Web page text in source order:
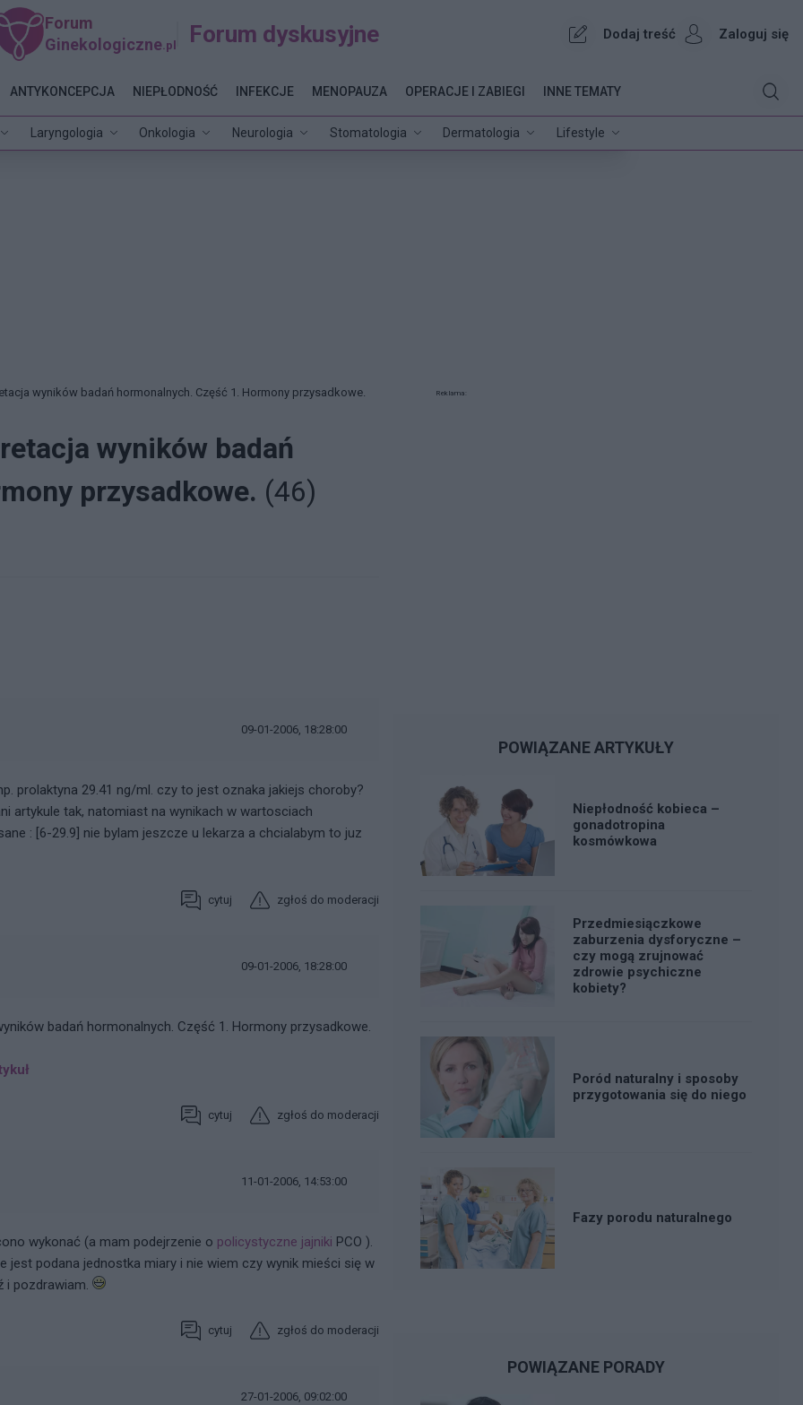
Forum
Ginekologiczne .pl Forum dyskusyjne Dodaj treść Zaloguj się
Laryngologia Onkologia Neurologia Stomatologia Dermatologia Lifestyle
ANTYKONCEPCJA NIEPŁODNOŚĆ INFEKCJE MENOPAUZA OPERACJE I ZABIEGI INNE TEMATY
wyników badań hormonalnych. Część 1. Hormony przysadkowe.
wyników badań
przysadkowe. (46)
09-01-2006, 18:28:00
prolaktyna 29.41 ng/ml. czy to jest oznaka jakiejs choroby?
artykule tak, natomiast na wynikach w wartosciach
: [6-29.9] nie bylam jeszcze u lekarza a chcialabym to juz
cytuj zgłoś do moderacji
09-01-2006, 18:28:00
badań hormonalnych. Część 1. Hormony przysadkowe.
cytuj zgłoś do moderacji
11-01-2006, 14:53:00
wykonać (a mam podejrzenie o policystyczne jajniki PCO ).
jest podana jednostka miary i nie wiem czy wynik mieści się w
i pozdrawiam.
cytuj zgłoś do moderacji
27-01-2006, 09:02:00
Reklama:
POWIĄZANE ARTYKUŁY
Niepłodność kobieca –
gonadotropina
kosmówkowa
Przedmiesiączkowe
zaburzenia dysforyczne –
czy mogą zrujnować
zdrowie psychiczne
kobiety?
Poród naturalny i sposoby
przygotowania się do niego
Fazy porodu naturalnego
POWIĄZANE PORADY